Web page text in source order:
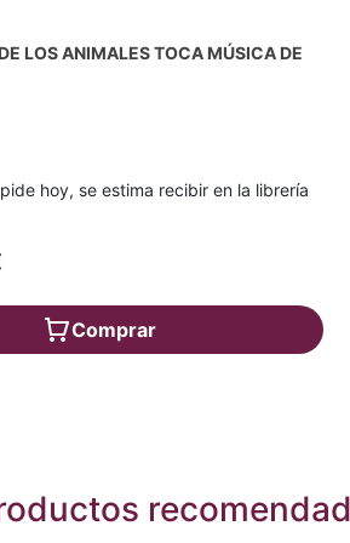
LOS ANIMALES TOCA MÚSICA DE
hoy, se estima recibir en la librería
Comprar